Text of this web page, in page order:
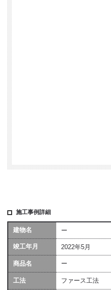
施工事例詳細
建物名 ー
竣工年月 2022年5月
商品名 ー
工法 ファース工法